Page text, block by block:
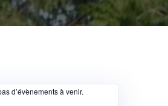
d’évènements à venir.